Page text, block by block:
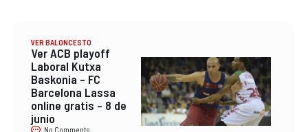
VER BALONCESTO
Ver ACB playoff
Laboral Kutxa
Baskonia – FC
Barcelona Lassa
online gratis – 8 de
junio
No Comments